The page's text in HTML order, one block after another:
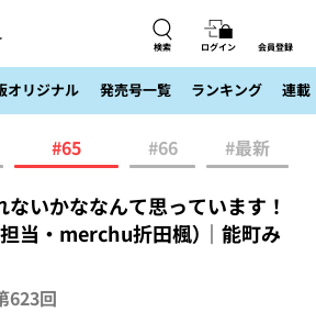
検索 ログイン 会員登録
オリジナル 発売号一覧 ランキング 連載
#65 #66 #最新
いかななんて思っています！
当・merchu折田楓）｜能町み
623回